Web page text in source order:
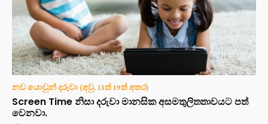
නව යොවුන් දරුවා (අවු. 13ත් 19ත් අතර)
Screen Time නිසා දරුවා මානසික අසමතුලිතතාවයට පත්
වෙනවා.